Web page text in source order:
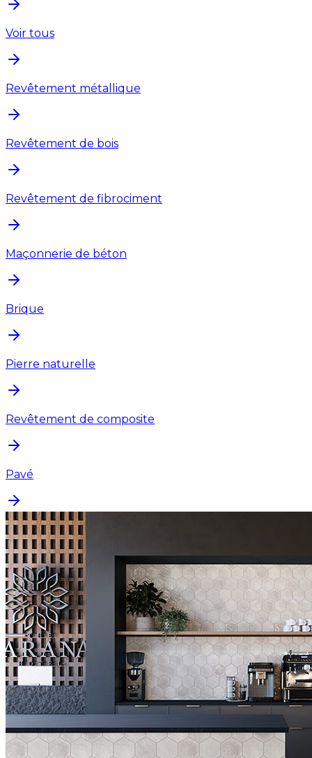
Voir tous
Revêtement métallique
Revêtement de bois
Revêtement de fibrociment
Maçonnerie de béton
Brique
Pierre naturelle
Revêtement de composite
Pavé